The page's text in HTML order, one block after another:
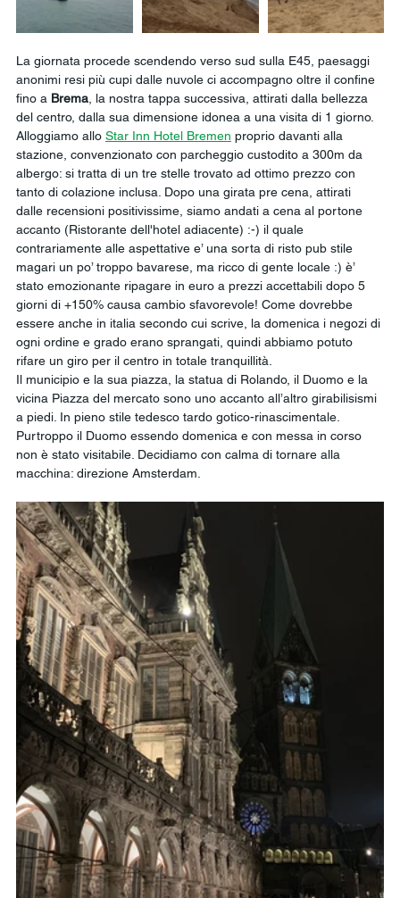
La giornata procede scendendo verso sud sulla E45, paesaggi
anonimi resi più cupi dalle nuvole ci accompagno oltre il confine
fino a Brema, la nostra tappa successiva, attirati dalla bellezza
del centro, dalla sua dimensione idonea a una visita di 1 giorno.
Alloggiamo allo Star Inn Hotel Bremen proprio davanti alla
stazione, convenzionato con parcheggio custodito a 300m da
albergo: si tratta di un tre stelle trovato ad ottimo prezzo con
tanto di colazione inclusa. Dopo una girata pre cena, attirati
dalle recensioni positivissime, siamo andati a cena al portone
accanto (Ristorante dell'hotel adiacente) :-) il quale
contrariamente alle aspettative e’ una sorta di risto pub stile
magari un po’ troppo bavarese, ma ricco di gente locale :) è’
stato emozionante ripagare in euro a prezzi accettabili dopo 5
giorni di +150% causa cambio sfavorevole! Come dovrebbe
essere anche in italia secondo cui scrive, la domenica i negozi di
ogni ordine e grado erano sprangati, quindi abbiamo potuto
rifare un giro per il centro in totale tranquillità.
Il municipio e la sua piazza, la statua di Rolando, il Duomo e la
vicina Piazza del mercato sono uno accanto all’altro girabilisismi
a piedi. In pieno stile tedesco tardo gotico-rinascimentale.
Purtroppo il Duomo essendo domenica e con messa in corso
non è stato visitabile. Decidiamo con calma di tornare alla
macchina: direzione Amsterdam.